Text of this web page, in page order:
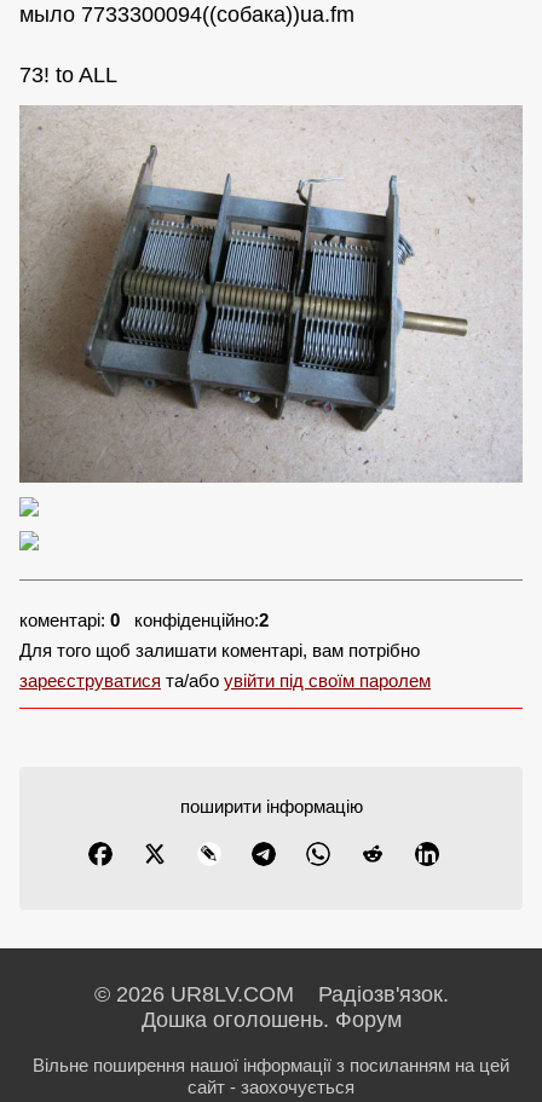
мыло 7733300094((собака))ua.fm
73! to ALL
коментарі: 0 конфіденційно:2
Для того щоб залишати коментарі, вам потрібно
зареєструватися та/або увійти під своїм паролем
поширити інформацію
© 2026 UR8LV.COM Радіозв'язок.
Дошка оголошень. Форум
Вільне поширення нашої інформації з посиланням на цей
сайт - заохочується